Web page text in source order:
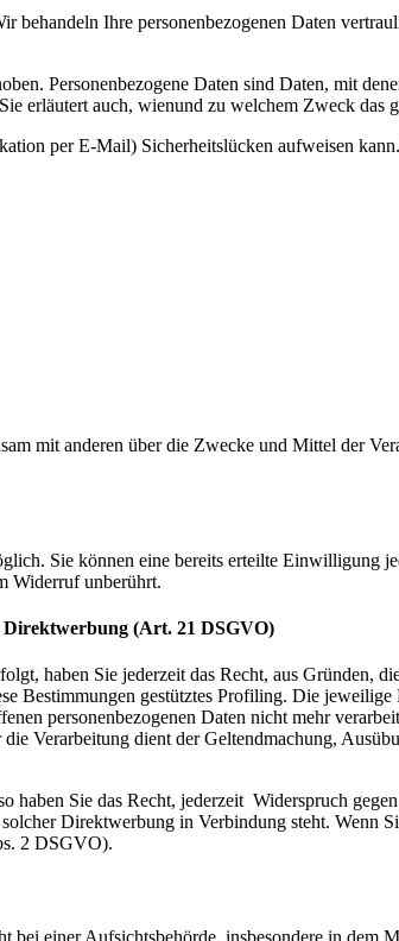
behandeln Ihre personenbezogenen Daten
Personenbezogene Daten sind Daten, mit
erläutert auch, wienund zu welchem Zweck das
per E-Mail) Sicherheitslücken aufweisen
mit anderen über die Zwecke und Mittel der
Sie können eine bereits erteilte Einwilligung
Widerruf unberührt.
Direktwerbung (Art. 21 DSGVO)
haben Sie jederzeit das Recht, aus Gründen,
Bestimmungen gestütztes Profiling. Die
personenbezogenen Daten nicht mehr
Verarbeitung dient der Geltendmachung,
Sie das Recht, jederzeit Widerspruch
Direktwerbung in Verbindung steht. Wenn
2 DSGVO).
einer Aufsichtsbehörde, insbesondere in dem